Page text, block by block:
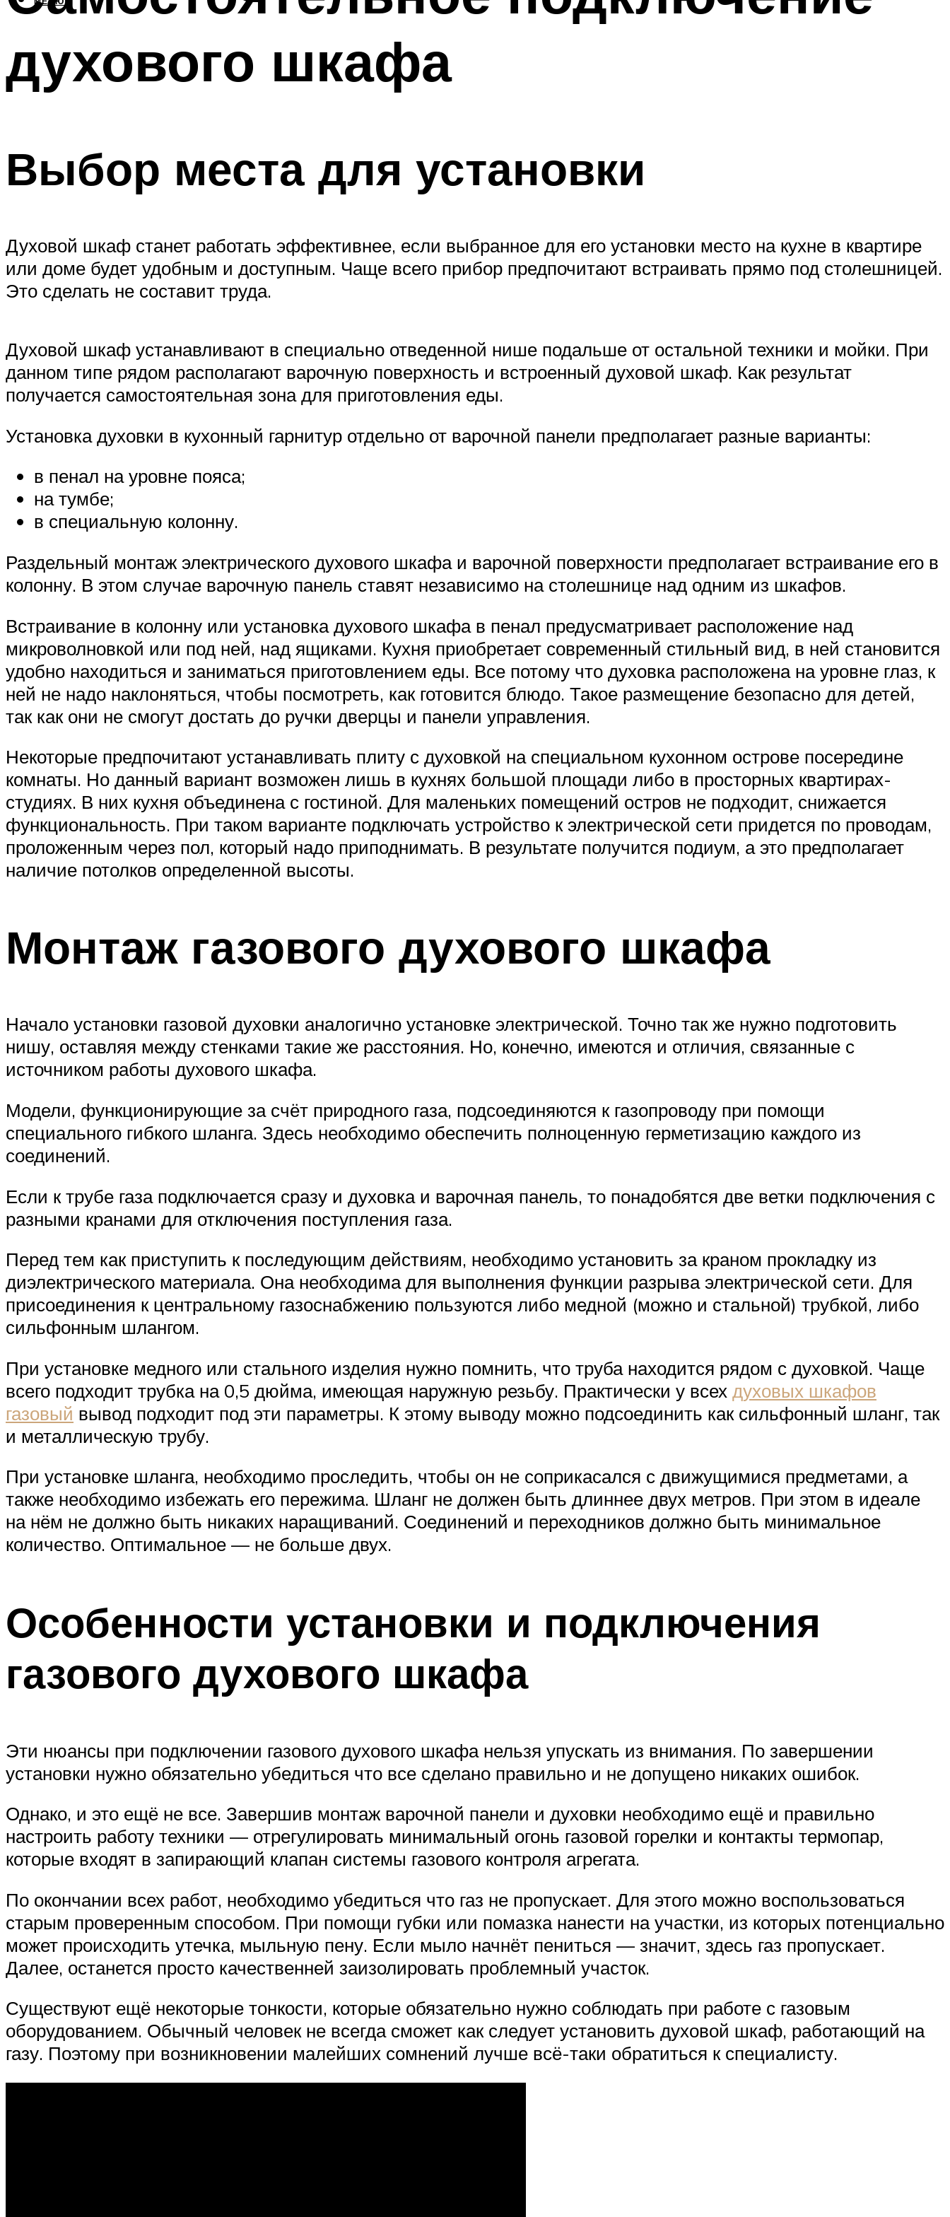
духового шкафа
Выбор места для установки
Духовой шкаф станет работать эффективнее, если выбранное для его установки место на кухне в квартире
или доме будет удобным и доступным. Чаще всего прибор предпочитают встраивать прямо под столешницей.
Это сделать не составит труда.
Духовой шкаф устанавливают в специально отведенной нише подальше от остальной техники и мойки. При
данном типе рядом располагают варочную поверхность и встроенный духовой шкаф. Как результат
получается самостоятельная зона для приготовления еды.
Установка духовки в кухонный гарнитур отдельно от варочной панели предполагает разные варианты:
в пенал на уровне пояса;
на тумбе;
в специальную колонну.
Раздельный монтаж электрического духового шкафа и варочной поверхности предполагает встраивание его в
колонну. В этом случае варочную панель ставят независимо на столешнице над одним из шкафов.
Встраивание в колонну или установка духового шкафа в пенал предусматривает расположение над
микроволновкой или под ней, над ящиками. Кухня приобретает современный стильный вид, в ней становится
удобно находиться и заниматься приготовлением еды. Все потому что духовка расположена на уровне глаз, к
ней не надо наклоняться, чтобы посмотреть, как готовится блюдо. Такое размещение безопасно для детей,
так как они не смогут достать до ручки дверцы и панели управления.
Некоторые предпочитают устанавливать плиту с духовкой на специальном кухонном острове посередине
комнаты. Но данный вариант возможен лишь в кухнях большой площади либо в просторных квартирах-
студиях. В них кухня объединена с гостиной. Для маленьких помещений остров не подходит, снижается
функциональность. При таком варианте подключать устройство к электрической сети придется по проводам,
проложенным через пол, который надо приподнимать. В результате получится подиум, а это предполагает
наличие потолков определенной высоты.
Монтаж газового духового шкафа
Начало установки газовой духовки аналогично установке электрической. Точно так же нужно подготовить
нишу, оставляя между стенками такие же расстояния. Но, конечно, имеются и отличия, связанные с
источником работы духового шкафа.
Модели, функционирующие за счёт природного газа, подсоединяются к газопроводу при помощи
специального гибкого шланга. Здесь необходимо обеспечить полноценную герметизацию каждого из
соединений.
Если к трубе газа подключается сразу и духовка и варочная панель, то понадобятся две ветки подключения с
разными кранами для отключения поступления газа.
Перед тем как приступить к последующим действиям, необходимо установить за краном прокладку из
диэлектрического материала. Она необходима для выполнения функции разрыва электрической сети. Для
присоединения к центральному газоснабжению пользуются либо медной (можно и стальной) трубкой, либо
сильфонным шлангом.
При установке медного или стального изделия нужно помнить, что труба находится рядом с духовкой. Чаще
всего подходит трубка на 0,5 дюйма, имеющая наружную резьбу. Практически у всех духовых шкафов
газовый вывод подходит под эти параметры. К этому выводу можно подсоединить как сильфонный шланг, так
и металлическую трубу.
При установке шланга, необходимо проследить, чтобы он не соприкасался с движущимися предметами, а
также необходимо избежать его пережима. Шланг не должен быть длиннее двух метров. При этом в идеале
на нём не должно быть никаких наращиваний. Соединений и переходников должно быть минимальное
количество. Оптимальное — не больше двух.
Особенности установки и подключения
газового духового шкафа
Эти нюансы при подключении газового духового шкафа нельзя упускать из внимания. По завершении
установки нужно обязательно убедиться что все сделано правильно и не допущено никаких ошибок.
Однако, и это ещё не все. Завершив монтаж варочной панели и духовки необходимо ещё и правильно
настроить работу техники — отрегулировать минимальный огонь газовой горелки и контакты термопар,
которые входят в запирающий клапан системы газового контроля агрегата.
По окончании всех работ, необходимо убедиться что газ не пропускает. Для этого можно воспользоваться
старым проверенным способом. При помощи губки или помазка нанести на участки, из которых потенциально
может происходить утечка, мыльную пену. Если мыло начнёт пениться — значит, здесь газ пропускает.
Далее, останется просто качественней заизолировать проблемный участок.
Существуют ещё некоторые тонкости, которые обязательно нужно соблюдать при работе с газовым
оборудованием. Обычный человек не всегда сможет как следует установить духовой шкаф, работающий на
газу. Поэтому при возникновении малейших сомнений лучше всё-таки обратиться к специалисту.